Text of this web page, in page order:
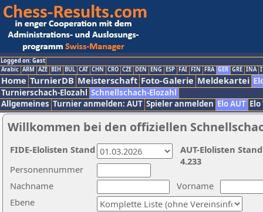
Logged on: Gast
Arabic ARM AZE BIH BUL CAT CHN CRO CZE DEN ENG ESP FAI FIN FRA GER GRE INA
Home TurnierDB Meisterschaft Foto-Galerie Meldekartei
Turnierschach-Elozahl Schnellschach-Elozahl
Allgemeines Turnier anmelden: AUT Spieler anmelden Elo AUT
Willkommen bei den offiziellen
Nachname
Vorname
Ebene
Personennummer
AUT-Elolisten
4.233
FIDE-Elolisten Stand